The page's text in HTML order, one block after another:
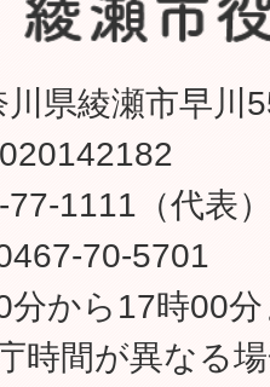
県綾瀬市早川
1111（代表
70-5701
分から17時00
時間が異なる